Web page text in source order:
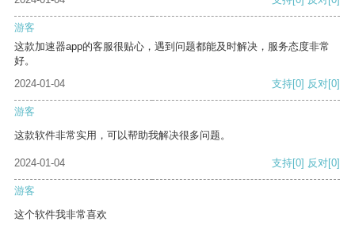
游客
这款加速器app的客服很贴心，遇到问题都能及时解决，服务态度非常
好。
2024-01-04
支持[0] 反对[0]
游客
这款软件非常实用，可以帮助我解决很多问题。
2024-01-04 支持[0] 反对[0]
游客
这个软件我非常喜欢